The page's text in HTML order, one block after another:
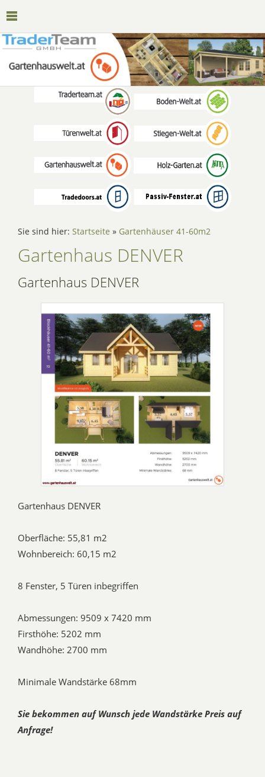
Sie sind hier: Startseite » Gartenhäuser 41-60m2
Gartenhaus DENVER
Gartenhaus DENVER
Gartenhaus DENVER
Oberfläche: 55,81 m2
Wohnbereich: 60,15 m2
8 Fenster, 5 Türen inbegriffen
Abmessungen: 9509 x 7420 mm
Firsthöhe: 5202 mm
Wandhöhe: 2700 mm
Minimale Wandstärke 68mm
Sie bekommen auf Wunsch jede Wandstärke Preis auf
Anfrage!